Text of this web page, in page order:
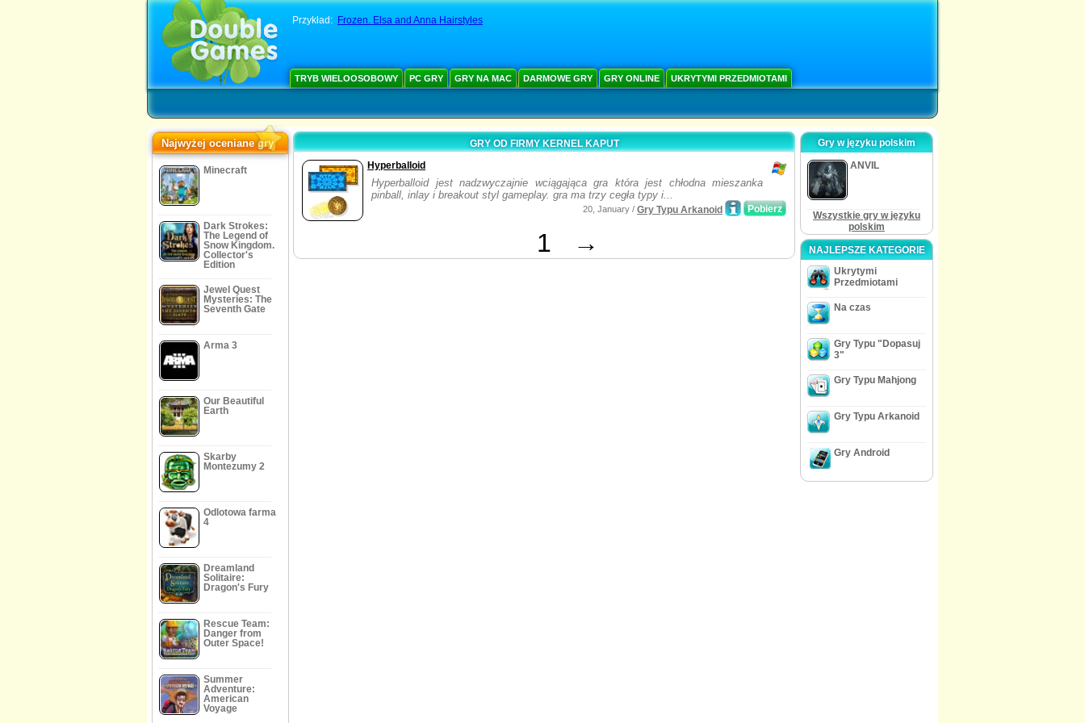
Przykład: Frozen. Elsa and Anna Hairstyles
TRYB WIELOOSOBOWY PC GRY GRY NA MAC DARMOWE GRY GRY ONLINE UKRYTYMI PRZEDMIOTAMI
Najwyżej oceniane gry
Minecraft
Dark Strokes:
The Legend of
Snow Kingdom.
Collector's
Edition
Jewel Quest
Mysteries: The
Seventh Gate
Arma 3
Our Beautiful
Earth
Skarby
Montezumy 2
Odlotowa farma
4
Dreamland
Solitaire:
Dragon's Fury
Rescue Team:
Danger from
Outer Space!
Summer
Adventure:
American
Voyage
GRY OD FIRMY KERNEL KAPUT
Hyperballoid
Hyperballoid jest nadzwyczajnie wciągająca gra która jest chłodna mieszanka
pinball, inlay i breakout styl gameplay. gra ma trzy cegła typy i...
Pobierz
20, January / Gry Typu Arkanoid
1 →
Gry w języku polskim
ANVIL
Wszystkie gry w języku
polskim
NAJLEPSZE KATEGORIE
Ukrytymi
Przedmiotami
Na czas
Gry Typu "Dopasuj
3"
Gry Typu Mahjong
Gry Typu Arkanoid
Gry Android